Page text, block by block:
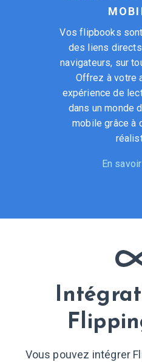
Vos flipbooks
des liens
navigateurs, sur
Offrez à votre
expérience de
dans un monde
mobile grâce à
En
Vous pouvez intégrer